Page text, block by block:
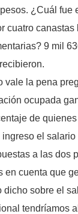
¿Cuál fue
cuatro canastas
9 mil
vale la pena
ocupada
de
el
a las dos
en cuenta que
dicho sobre el
tendríamos